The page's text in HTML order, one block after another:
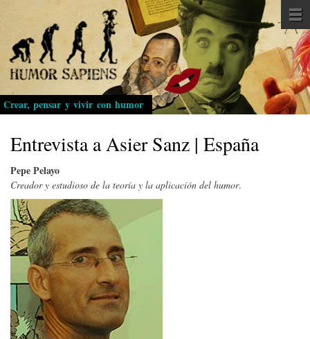
Pasar
al
contenido
principal
Crear, pensar y vivir con humor
Entrevista a Asier Sanz | España
Pepe Pelayo
Creador y estudioso de la teoría y la aplicación del humor.